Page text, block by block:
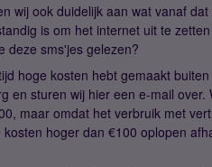
wij ook duidelijk aan wat vanaf
is om het internet uit te
deze sms'jes gelezen?
hoge kosten hebt gemaakt
en sturen wij hier een e-mail
maar omdat het verbruik met
hoger dan €100 oplopen